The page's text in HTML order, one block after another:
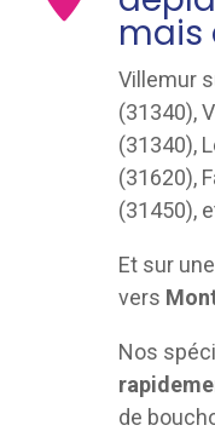
mais
Villemur
(31340),
(31340),
(31620),
(31450),
Et sur
vers
Nos
de